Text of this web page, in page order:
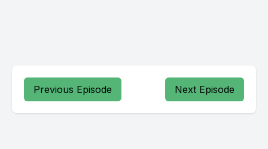
Previous Episode Next Episode